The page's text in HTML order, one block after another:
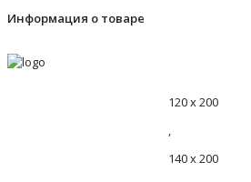
Информация о товаре
120 х 200
,
140 х 200